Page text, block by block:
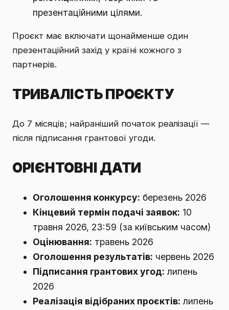
презентаційними цілями.
Проєкт має включати щонайменше один
презентаційний захід у країні кожного з
партнерів.
ТРИВАЛІСТЬ ПРОЄКТУ
До 7 місяців; найраніший початок реалізації —
після підписання грантової угоди.
ОРІЄНТОВНІ ДАТИ
Оголошення конкурсу: березень 2026
Кінцевий термін подачі заявок: 10
травня 2026, 23:59 (за київським часом)
Оцінювання: травень 2026
Оголошення результатів: червень 2026
Підписання грантових угод: липень
2026
Реалізація відібраних проєктів: липень